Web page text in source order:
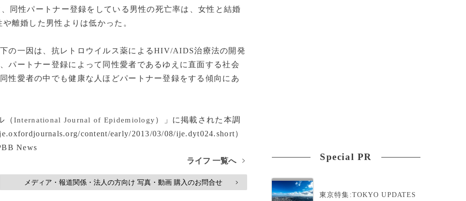
同性パートナー登録をしている男性の死亡率は、女性と結婚
離婚した男性よりは低かった。
の一因は、抗レトロウイルス薬によるHIV/AIDS治療法の開発
パートナー登録によって同性愛者であるゆえに直面する社会
性愛者の中でも健康な人ほどパートナー登録をする傾向にあ
（International Journal of Epidemiology）」に掲載された本調
content/early/2013/03/08/ije.dyt024.short）
News
ライフ 一覧へ
>
メディア・報道関係・法人の方向け 写真・動画 購入のお問合せ >
Special PR
東京特集:TOKYO UPDATES